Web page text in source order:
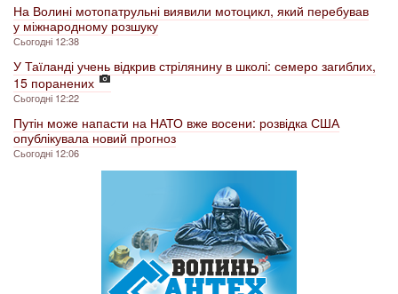
На Волині мотопатрульні виявили мотоцикл, який перебував
у міжнародному розшуку
Сьогодні 12:38
У Таїланді учень відкрив стрілянину в школі: семеро загиблих,
15 поранених
Сьогодні 12:22
Путін може напасти на НАТО вже восени: розвідка США
опублікувала новий прогноз
Сьогодні 12:06